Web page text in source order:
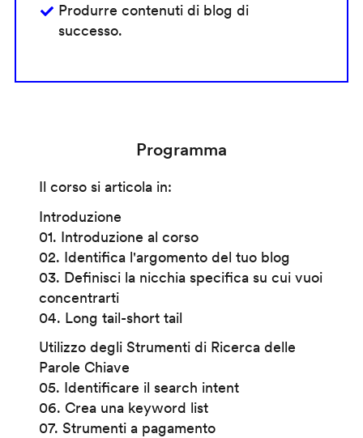
Produrre contenuti di blog di
successo.
Programma
Il corso si articola in:
Introduzione
01. Introduzione al corso
02. Identifica l'argomento del tuo blog
03. Definisci la nicchia specifica su cui vuoi
concentrarti
04. Long tail-short tail
Utilizzo degli Strumenti di Ricerca delle
Parole Chiave
05. Identificare il search intent
06. Crea una keyword list
07. Strumenti a pagamento